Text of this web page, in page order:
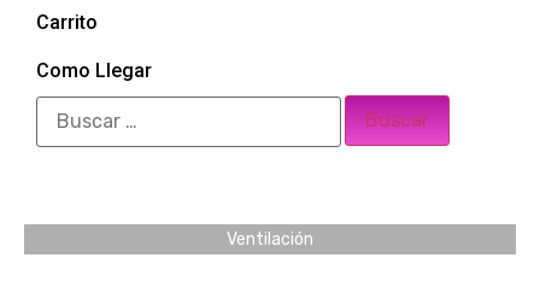
Carrito
Como Llegar
Ventilación